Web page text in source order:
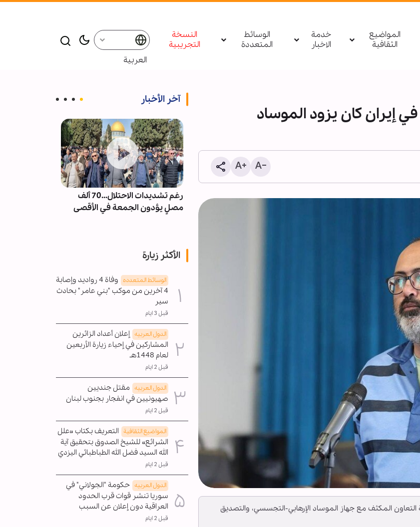
المواضيع
الثقافية
خدمة
الاخبار
الوسائط
المتعددة
النسخة
التجريبية
العربية
إيران كان يزود الموساد
المكثف مع جهاز الموساد الإرهابي-التجسسي، والتصديق
آخر الأخبار
مصدر يمني: أي تحرك لقوات من
السعودية باتجاه اليمن أو العكس
رغم تشديدات الاحتلال...70 ألف
مصلٍ يؤدون الجمعة في الأقصى
الأكثر زيارة
الوسائط المتعدده
وفاة 4 رواديد وإصابة
4 آخرين من موكب "بني عامر" بحادث
سير
قبل 3 ايام
الدول العربیه إعلان أعداد الزائرين
المشاركين في إحياء زيارة الأربعين
لعام 1448هـ
قبل 2 ايام
الدول العربیه مقتل جنديين
صهيونيين في انفجار بجنوب لبنان
قبل 2 ايام
المواضیع الثقافية التعريف بكتاب «علل
الشرائع» للشيخ الصدوق بتحقيق آية
الله السيد فضل الله الطباطبائي اليزدي
قبل 2 ايام
الدول العربیه حكومة "الجولاني" في
سوريا تنشر قوات قرب الحدود
العراقية دون إعلان عن السبب
قبل 2 ايام